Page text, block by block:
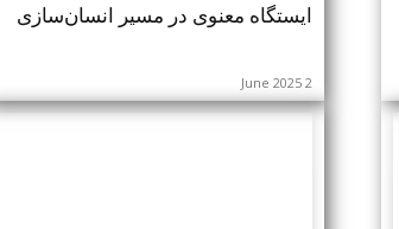
ایستگاه معنوی در مسیر انسان‌سازی
2 June 2025